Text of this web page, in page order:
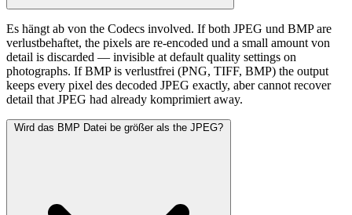
Es hängt ab von the Codecs involved. If both JPEG und BMP are
verlustbehaftet, the pixels are re-encoded und a small amount von
detail is discarded — invisible at default quality settings on
photographs. If BMP is verlustfrei (PNG, TIFF, BMP) the output
keeps every pixel des decoded JPEG exactly, aber cannot recover
detail that JPEG had already komprimiert away.
Wird das BMP Datei be größer als the JPEG?